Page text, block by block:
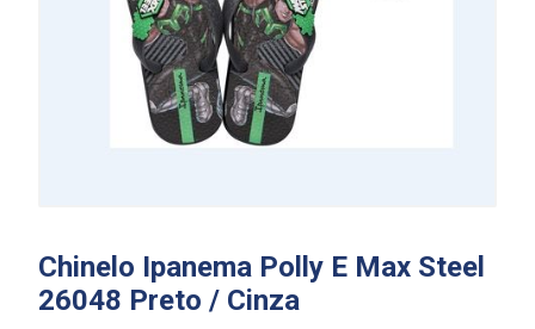
Chinelo Ipanema Polly E Max Steel
26048 Preto / Cinza